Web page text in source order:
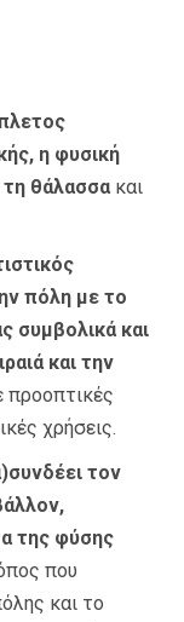
η φυσική
τη θάλασσα και
πόλη με το
συμβολικά και
και την
προοπτικές
χρήσεις.
τον
της φύσης
που
και το